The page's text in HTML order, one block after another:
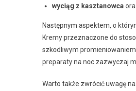
wyciąg z kasztanowca
Następnym aspektem, o
Kremy przeznaczone do
szkodliwym
preparaty na noc zazwyczaj
Warto także zwrócić uwagę na